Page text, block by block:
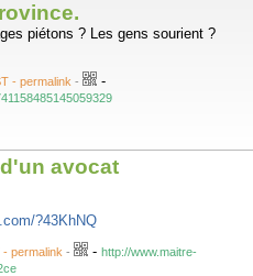
piétons ? Les gens sourient ?
- permalink - -
avocat
?43KhNQ
permalink - - http://www.maitre-